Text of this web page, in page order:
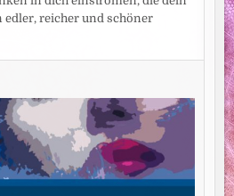
edler, reicher und schöner